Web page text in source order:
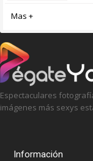
Mas +
Espectaculares
imágenes más sexys
Información